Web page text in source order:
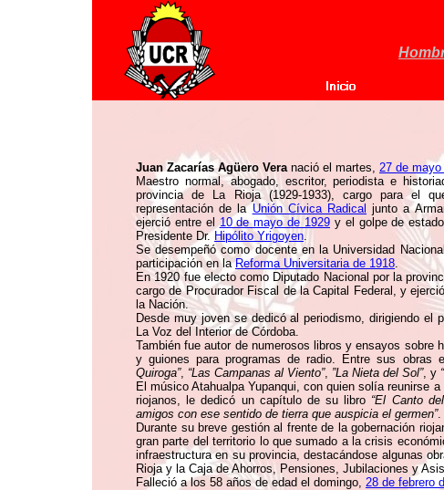
Juan Zacarías Agüero Vera nació el martes, 27 de mayo
Maestro normal, abogado, escritor, periodista e
provincia de La Rioja (1929-1933), cargo para el
representación de la Unión Cívica Radical junto a
ejerció entre el10 de mayo de 1929 y el golpe de
Presidente Dr. Hipólito Yrigoyen.
Se desempeñó como docente en la Universidad
participación en laReforma Universitaria de 1918.
En 1920 fue electo como Diputado Nacional por la
cargo de Procurador Fiscal de la Capital Federal, y
la Nación.
Desde muy joven se dedicó al periodismo, dirigiendo el
La Voz del Interior de Córdoba.
También fue autor de numerosos libros y ensayos sobre
y guiones para programas de radio. Entre sus obras
Quiroga”, “Las Campanas al Viento”, ”La Nieta del Sol”, y
El músico Atahualpa Yupanqui, con quien solía reunirse
riojanos, le dedicó un capítulo de su libro “El Canto
amigos con ese sentido de tierra que auspicia el germen”.
Durante su breve gestión al frente de la gobernación
gran parte del territorio lo que sumado a la crisis
infraestructura en su provincia, destacándose algunas
Rioja y la Caja de Ahorros, Pensiones, Jubilaciones y
Falleció a los 58 años de edad el domingo, 28 de febrero